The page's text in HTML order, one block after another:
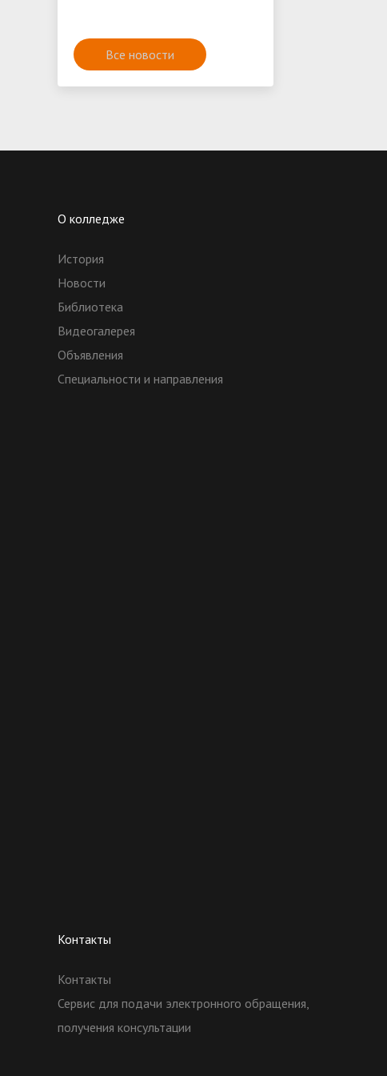
Все новости
О колледже
История
Новости
Библиотека
Видеогалерея
Объявления
Специальности и направления
Контакты
Контакты
Сервис для подачи электронного обращения,
получения консультации